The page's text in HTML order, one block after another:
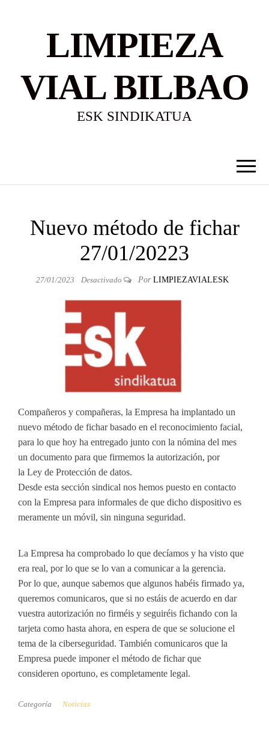
LIMPIEZA
VIAL BILBAO
ESK SINDIKATUA
Nuevo método de fichar
27/01/20223
27/01/2023 Desactivado Por LIMPIEZAVIALESK
Compañeros y compañeras, la Empresa ha implantado un
nuevo método de fichar basado en el reconocimiento facial,
para lo que hoy ha entregado junto con la nómina del mes
un documento para que firmemos la autorización, por
la Ley de Protección de datos.
Desde esta sección sindical nos hemos puesto en contacto
con la Empresa para informales de que dicho dispositivo es
meramente un móvil, sin ninguna seguridad.
La Empresa ha comprobado lo que decíamos y ha visto que
era real, por lo que se lo van a comunicar a la gerencia.
Por lo que, aunque sabemos que algunos habéis firmado ya,
queremos comunicaros, que si no estáis de acuerdo en dar
vuestra autorización no firméis y seguiréis fichando con la
tarjeta como hasta ahora, en espera de que se solucione el
tema de la ciberseguridad. También comunicaros que la
Empresa puede imponer el método de fichar que
consideren oportuno, es completamente legal.
Categoría Noticias